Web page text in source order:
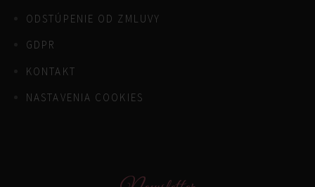
ODSTÚPENIE OD ZMLUVY
GDPR
KONTAKT
NASTAVENIA COOKIES